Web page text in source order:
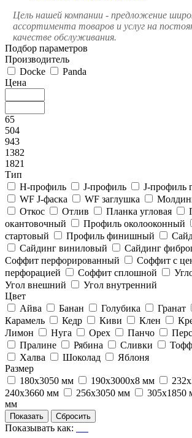
Цель нашей компании - предложение
ассортимента товаров и услуг на
качестве обслуживания.
Подбор параметров
Производитель
Docke
Panda
Цена
65
504
943
1382
1821
Тип
H-профиль
J-профиль J-профиль
WF J-фаска
WF заглушка
Откос
Отлив Планка угловая
окантовочный
Профиль околооконный
стартовый
Профиль финишный
Сайдинг виниловый
Сайдинг
Соффит перфорированный
Соффит с
перфорацией
Соффит сплошной
Угол внешний
Угол внутренний
Цвет
Айва
Банан Голубика Гранат
Карамель
Кедр Киви Клен
Лимон
Нуга Орех Панчо
Пралине
Рябина Сливки
Халва
Шоколад
Яблоня
Размер
180х3050 мм
190x3000x8 мм
240х3660 мм
256х3050 мм 305х1850
мм
Показывать как: